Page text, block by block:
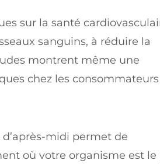
sur la santé
sanguins, à réduire la
montrent même une
chez les consommateurs
midi permet de
où votre organisme est le